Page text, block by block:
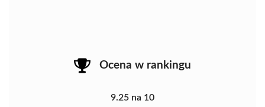
Ocena w rankingu
9.25 na 10